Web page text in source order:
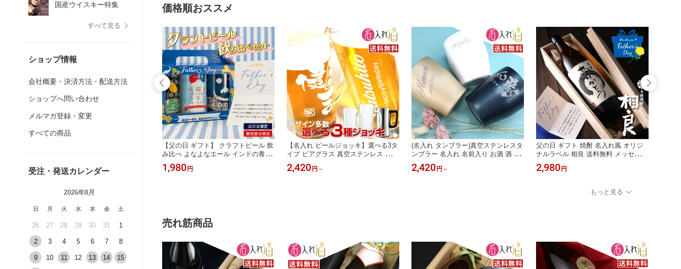
国産ウイスキー特集
すべて見る
ショップ情報
会社概要・決済方法・配送方法
ショップへ問い合わせ
メルマガ登録・変更
すべての商品
受注・発送カレンダー
2026年8月
日 月 火 水 木 金 土
26 27 28 29 30 31 1
2 3 4 5 6 7 8
9 10 11 12 13 14 15
れ】
価格順おススメ
水曜日のネコ 男性 父 プレゼント 送
2,980円 ～
【父の日 ギフト】 クラフトビール 飲
み比べ よなよなエール インドの青鬼
水曜日のネコ セット プレゼント ヤッ
ホーブルーイング 男性 父 誕生日 贈
1,980 円
【名入れ ビールジョッキ】選べる3タ
イプ ビアグラス 真空ステンレス 名前
入り プレゼント ギフト 360ml 435ml
470ml 父の日 誕生日 還暦祝い 古希祝
2,420 円 ～
(名入れ タンブラー)真空ステンレスタ
ンブラー 名入れ 名前入り お酒 酒 ギ
フト 彫刻 プレゼント 父の日 成人祝
い 還暦祝い 古希祝い 誕生日 出産祝
2,420 円 ～
父の日 ギフト 焼酎 名入れ風 オリジ
ナルラベル 相良 送料無料 メッセージ
カード付 プレゼント 父 男性 誕生日
還暦祝い 退職祝い 記念品 送料無料
2,980 円
もっと見る
売れ筋商品